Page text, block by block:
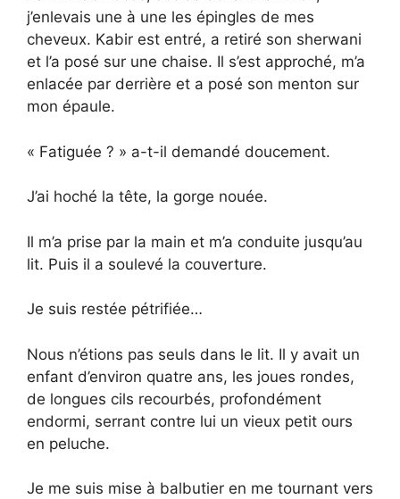
j’enlevais une à une les épingles de mes
cheveux. Kabir est entré, a retiré son sherwani
et l’a posé sur une chaise. Il s’est approché, m’a
enlacée par derrière et a posé son menton sur
mon épaule.
« Fatiguée ? » a-t-il demandé doucement.
J’ai hoché la tête, la gorge nouée.
Il m’a prise par la main et m’a conduite jusqu’au
lit. Puis il a soulevé la couverture.
Je suis restée pétrifiée…
Nous n’étions pas seuls dans le lit. Il y avait un
enfant d’environ quatre ans, les joues rondes,
de longues cils recourbés, profondément
endormi, serrant contre lui un vieux petit ours
en peluche.
Je me suis mise à balbutier en me tournant vers